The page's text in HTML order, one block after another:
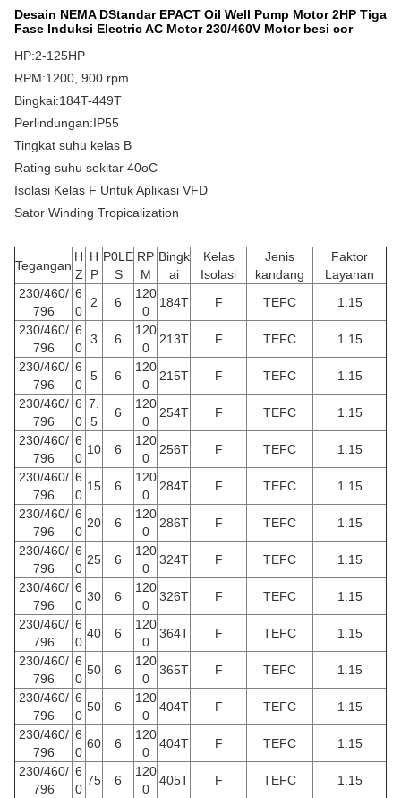
Desain NEMA DStandar EPACT Oil Well Pump Motor 2HP Tiga
Fase Induksi Electric AC Motor 230/460V Motor besi cor
HP:2-125HP
RPM:1200, 900 rpm
Bingkai:184T-449T
Perlindungan:IP55
Tingkat suhu kelas B
Rating suhu sekitar 40oC
Isolasi Kelas F Untuk Aplikasi VFD
Sator Winding Tropicalization
Tegangan
H
Z
H
P
P0LE
S
RP
M
Bingk
ai
Kelas
Isolasi
Jenis
kandang
Faktor
Layanan
230/460/
796
6
0
2 6
120
0
184T F TEFC
1.15
230/460/
796
6
0
3 6
120
0
213T F TEFC
1.15
230/460/
796
6
0
5 6
120
0
215T F TEFC
1.15
230/460/
796
6
0
7.
5
6
120
0
254T F TEFC
1.15
230/460/
796
6
0
10 6
120
0
256T F TEFC
1.15
230/460/
796
6
0
15 6
120
0
284T F TEFC
1.15
230/460/
796
6
0
20 6
120
0
286T F TEFC
1.15
230/460/
796
6
0
25 6
120
0
324T F TEFC
1.15
230/460/
796
6
0
30 6
120
0
326T F TEFC
1.15
230/460/
796
6
0
40 6
120
0
364T F TEFC
1.15
230/460/
796
6
0
50 6
120
0
365T F TEFC
1.15
230/460/
796
6
0
50 6
120
0
404T F TEFC
1.15
230/460/
796
6
0
60 6
120
0
404T F TEFC
1.15
230/460/
796
6
0
75 6
120
0
405T F TEFC
1.15